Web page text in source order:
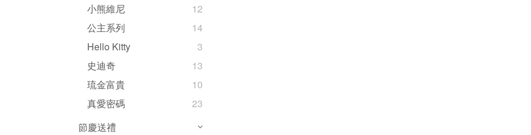
小熊維尼
12
公主系列
14
Hello Kitty
3
史迪奇
13
琉金富貴
10
真愛密碼
23
節慶送禮